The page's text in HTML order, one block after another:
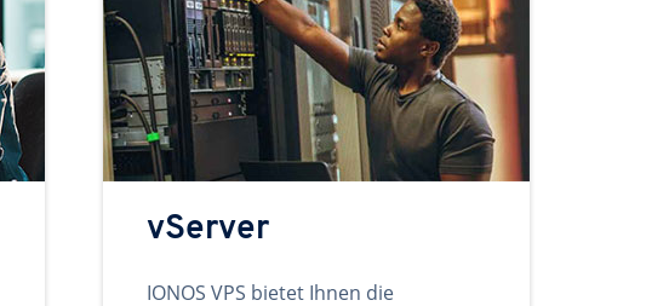
vServer
IONOS VPS bietet Ihnen die